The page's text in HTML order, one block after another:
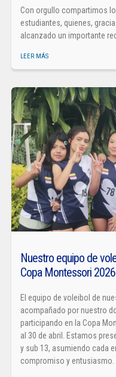
Con orgullo compartimos
estudiantes, quienes,
alcanzado un importante
LEER MÁS
Nuestro equipo de
Copa Montessori 2026
El equipo de voleibol de
acompañado por nuestro
participando en la Copa
al 30 de abril. Estamos
y sub 13, asumiendo cada
compromiso y entusiasmo.